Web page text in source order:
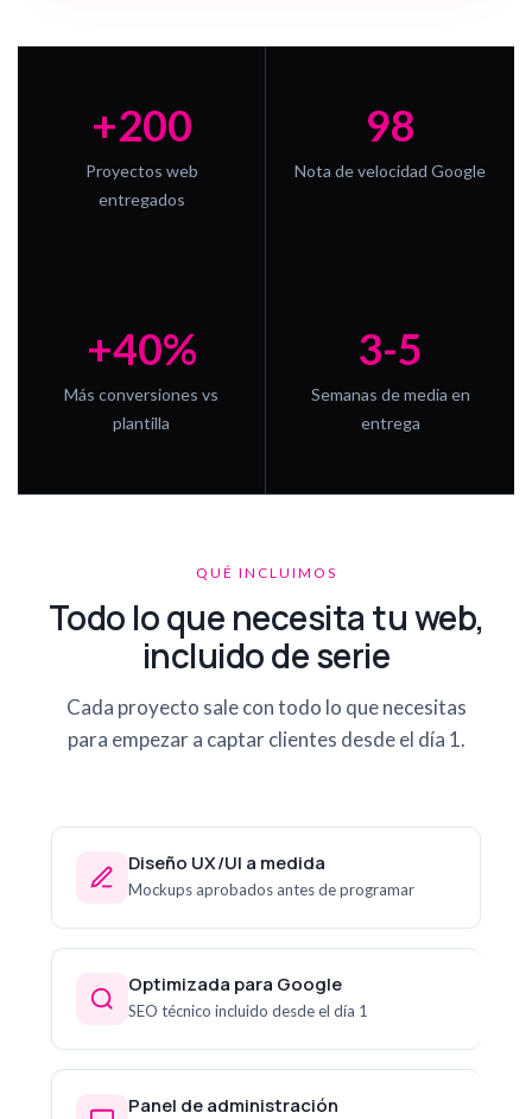
+200
Proyectos web
entregados
98
Nota de velocidad Google
+40%
Más conversiones vs
plantilla
3-5
Semanas de media en
entrega
QUÉ INCLUIMOS
Todo lo que necesita tu web,
incluido de serie
Cada proyecto sale con todo lo que necesitas
para empezar a captar clientes desde el día 1.
Diseño UX/UI a medida
Mockups aprobados antes de programar
Optimizada para Google
SEO técnico incluido desde el día 1
Panel de administración